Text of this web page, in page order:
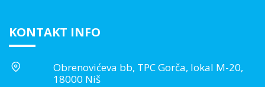
KONTAKT INFO
Obrenovićeva bb, TPC Gorča, lokal M-20,
18000 Niš